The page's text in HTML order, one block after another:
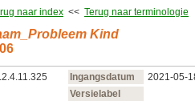
naar index << Terug naar terminologie
Kind
Ingangsdatum
Versielabel